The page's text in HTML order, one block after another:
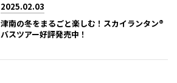
2025.02.03
津南の冬をまるごと楽しむ！スカイランタン®
バスツアー好評発売中！